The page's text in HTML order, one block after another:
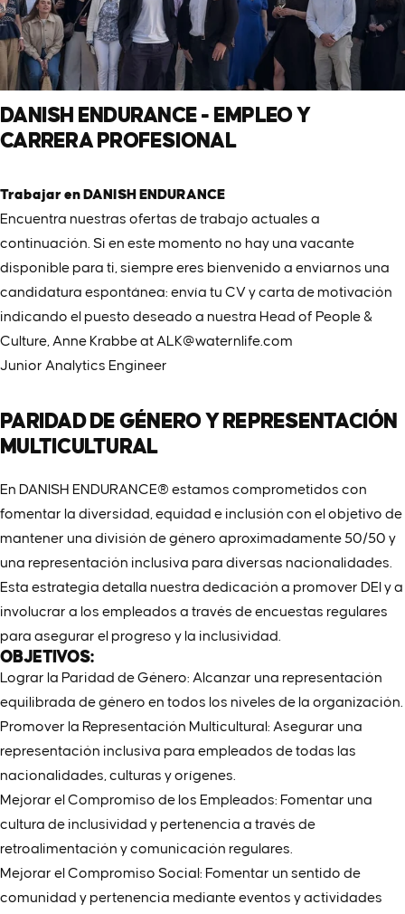
EMPLEOSYCARRERAS
DANISH ENDURANCE - EMPLEO Y
CARRERA PROFESIONAL
Trabajar en DANISH ENDURANCE
Encuentra nuestras ofertas de trabajo actuales a
continuación. Si en este momento no hay una vacante
disponible para ti, siempre eres bienvenido a enviarnos una
candidatura espontánea: envía tu CV y carta de motivación
indicando el puesto deseado a nuestra Head of People &
Culture, Anne Krabbe at ALK@waternlife.com
Junior Analytics Engineer
PARIDAD DE GÉNERO Y REPRESENTACIÓN
MULTICULTURAL
En DANISH ENDURANCE® estamos comprometidos con
fomentar la diversidad, equidad e inclusión con el objetivo de
mantener una división de género aproximadamente 50/50 y
una representación inclusiva para diversas nacionalidades.
Esta estrategia detalla nuestra dedicación a promover DEI y a
involucrar a los empleados a través de encuestas regulares
para asegurar el progreso y la inclusividad.
OBJETIVOS:
Lograr la Paridad de Género: Alcanzar una representación
equilibrada de género en todos los niveles de la organización.
Promover la Representación Multicultural: Asegurar una
representación inclusiva para empleados de todas las
nacionalidades, culturas y orígenes.
Mejorar el Compromiso de los Empleados: Fomentar una
cultura de inclusividad y pertenencia a través de
retroalimentación y comunicación regulares.
Mejorar el Compromiso Social: Fomentar un sentido de
comunidad y pertenencia mediante eventos y actividades